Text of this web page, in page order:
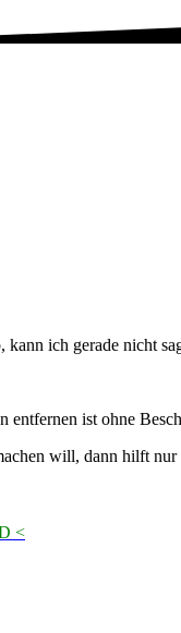
kann ich gerade nicht
entfernen ist ohne
will, dann hilft nur
<